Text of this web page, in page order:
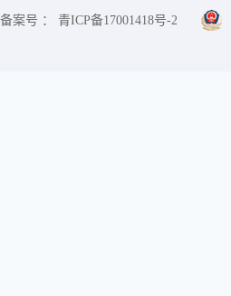
备案号 ： 青ICP备17001418号-2